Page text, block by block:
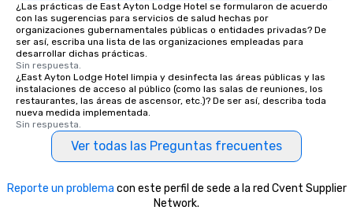
¿Las prácticas de East Ayton Lodge Hotel se formularon de acuerdo
con las sugerencias para servicios de salud hechas por
organizaciones gubernamentales públicas o entidades privadas? De
ser así, escriba una lista de las organizaciones empleadas para
desarrollar dichas prácticas.
Sin respuesta.
¿East Ayton Lodge Hotel limpia y desinfecta las áreas públicas y las
instalaciones de acceso al público (como las salas de reuniones, los
restaurantes, las áreas de ascensor, etc.)? De ser así, describa toda
nueva medida implementada.
Sin respuesta.
Ver todas las Preguntas frecuentes
Reporte un problema con este perfil de sede a la red Cvent Supplier
Network.